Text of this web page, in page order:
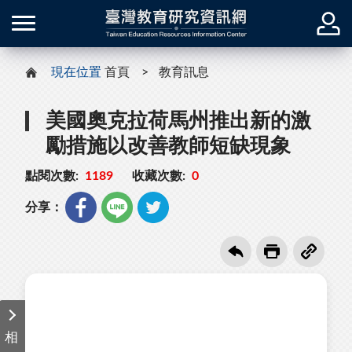
現在位置 首頁 教育訊息
美國奧克拉荷馬州推出新的激
勵措施以改善教師短缺現象
點閱次數: 1189 收藏次數: 0
分享：
相